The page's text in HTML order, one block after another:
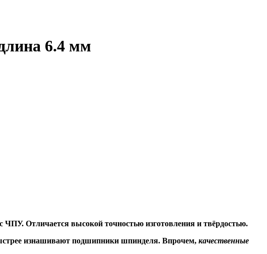
6.4 мм
Отличается высокой точностью изготовления и твёрдостью.
изнашивают подшипники шпинделя. Впрочем, качественные